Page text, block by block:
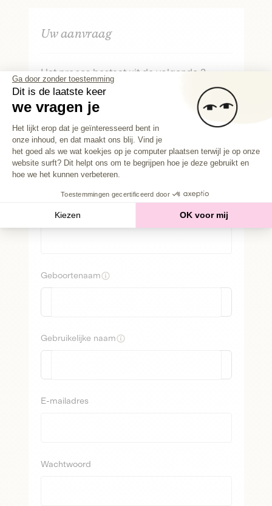
Uw aanvraag
Het proces bestaat uit de volgende 3
stappen:
Uw identiteit
Uw project
Uw fondsenwerving
Burgerlijke stand
Mevrouw
Voornaam
Geboortenaam
Gebruikelijke naam
E-mailadres
Wachtwoord
Ga door zonder toestemming
Dit is de laatste keer
we vragen je
Toestemmingsbeheerplatform:
Het lijkt erop dat je geïnteresseerd bent in
onze inhoud, en dat maakt ons blij. Vind je
het goed als we wat koekjes op je computer plaatsen terwijl je op onze
website surft? Dit helpt ons om te begrijpen hoe je deze gebruikt en
hoe we het kunnen verbeteren.
Toestemmingen gecertificeerd door
Kiezen OK voor mij
Axeptio consent